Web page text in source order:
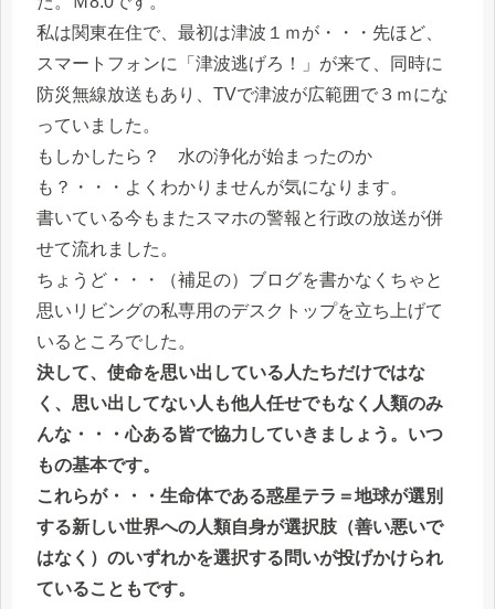
私は関東在住で、最初は津波１ｍが・・・先ほど、
スマートフォンに「津波逃げろ！」が来て、同時に
防災無線放送もあり、TVで津波が広範囲で３ｍにな
っていました。
もしかしたら？ 水の浄化が始まったのか
も？・・・よくわかりませんが気になります。
書いている今もまたスマホの警報と行政の放送が併
せて流れました。
ちょうど・・・（補足の）ブログを書かなくちゃと
思いリビングの私専用のデスクトップを立ち上げて
いるところでした。
決して、使命を思い出している人たちだけではな
く、思い出してない人も他人任せでもなく人類のみ
んな・・・心ある皆で協力していきましょう。いつ
もの基本です。
これらが・・・生命体である惑星テラ＝地球が選別
する新しい世界への人類自身が選択肢（善い悪いで
はなく）のいずれかを選択する問いが投げかけられ
ていることもです。